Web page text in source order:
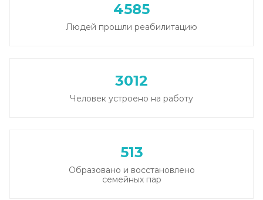
4585
Людей прошли реабилитацию
3012
Человек устроено на работу
513
Образовано и восстановлено
семейных пар